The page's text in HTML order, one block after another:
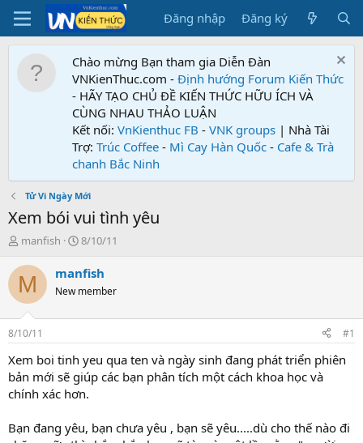
Đăng nhập Đăng ký
Chào mừng Bạn tham gia Diễn Đàn
VNKienThuc.com - Định hướng Forum Kiến Thức
- HÃY TẠO CHỦ ĐỀ KIẾN THỨC HỮU ÍCH VÀ
CÙNG NHAU THẢO LUẬN
Kết nối: VnKienthuc FB - VNK groups | Nhà Tài
Trợ: Trúc Coffee - Mì Cay Hàn Quốc - Cafe & Trà
chanh Bắc Ninh
Tử Vi Ngày Mới
Xem bói vui tình yêu
T
r
e
d
s
t
a
t
e
manfish
N
à
g
8/10/11
M manfish
New member
8/10/11 #1
Xem boi tinh yeu qua ten và ngày sinh đang phát triển phiên
bản mới sẽ giúp các bạn phân tích một cách khoa học và
chính xác hơn.
Bạn đang yêu, bạn chưa yêu , bạn sẽ yêu.....dù cho thế nào đi